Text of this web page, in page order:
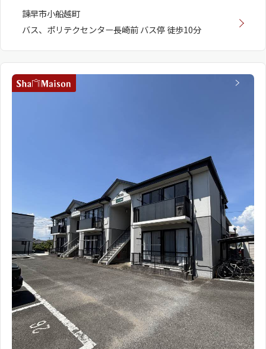
諫早市小船越町
バス、ポリテクセンター長崎前 バス停 徒歩10分